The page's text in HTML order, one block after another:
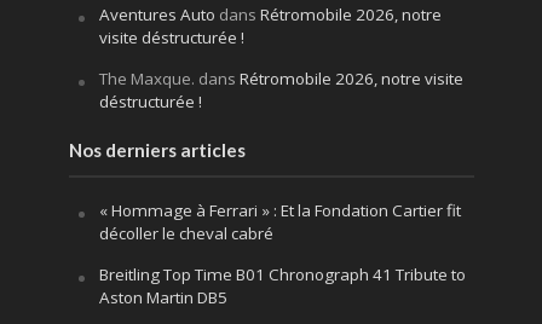
Aventures Auto dans Rétromobile 2026, notre
visite déstructurée !
The Maxque. dans Rétromobile 2026, notre visite
déstructurée !
Nos derniers articles
« Hommage à Ferrari » : Et la Fondation Cartier fit
décoller le cheval cabré
Breitling Top Time B01 Chronograph 41 Tribute to
Aston Martin DB5